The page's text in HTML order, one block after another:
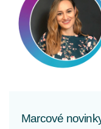
Referencie
Predstavenie kampaní
Marcové